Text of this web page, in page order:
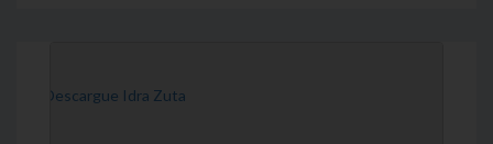
[Descargue Idra Zuta